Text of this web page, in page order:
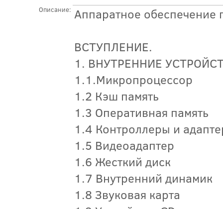
Описание: Аппаратное
ВСТУПЛЕНИЕ.
1. ВНУТРЕННИЕ
1.1.Микропроцессор
1.2 Кэш память
1.3 Оперативная память
1.4 Контроллеры и
1.5 Видеоадаптер
1.6 Жесткий диск
1.7 Внутренний динамик
1.8 Звуковая карта